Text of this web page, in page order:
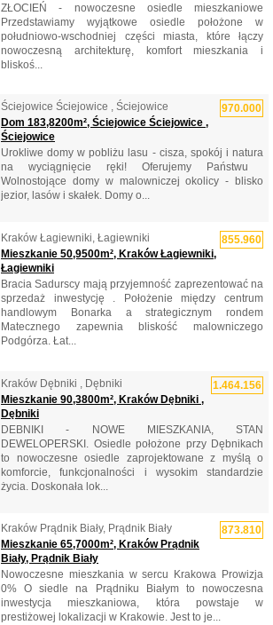
ZŁOCIEŃ - nowoczesne osiedle mieszkaniowe
Przedstawiamy wyjątkowe osiedle położone w
południowo-wschodniej części miasta, które łączy
nowoczesną architekturę, komfort mieszkania i
bliskoś...
970.000
Ściejowice Ściejowice , Ściejowice
Dom 183,8200m², Ściejowice Ściejowice ,
Ściejowice
Urokliwe domy w pobliżu lasu - cisza, spokój i natura
na wyciągnięcie ręki! Oferujemy Państwu ​​
Wolnostojące domy w malowniczej okolicy - blisko
jezior, lasów i skałek. Domy o...
855.960
Kraków Łagiewniki, Łagiewniki
Mieszkanie 50,9500m², Kraków Łagiewniki,
Łagiewniki
Bracia Sadurscy mają przyjemność zaprezentować na
sprzedaż inwestycję . Położenie między centrum
handlowym Bonarka a strategicznym rondem
Matecznego zapewnia bliskość malowniczego
Podgórza. Łat...
1.464.156
Kraków Dębniki , Dębniki
Mieszkanie 90,3800m², Kraków Dębniki ,
Dębniki
DEBNIKI - NOWE MIESZKANIA, STAN
DEWELOPERSKI. Osiedle położone przy Dębnikach
to nowoczesne osiedle zaprojektowane z myślą o
komforcie, funkcjonalności i wysokim standardzie
życia. Doskonała lok...
873.810
Kraków Prądnik Biały, Prądnik Biały
Mieszkanie 65,7000m², Kraków Prądnik
Biały, Prądnik Biały
Nowoczesne mieszkania w sercu Krakowa Prowizja
0% O siedle na Prądniku Białym to nowoczesna
inwestycja mieszkaniowa, która powstaje w
prestiżowej lokalizacji w Krakowie. Jest to je...